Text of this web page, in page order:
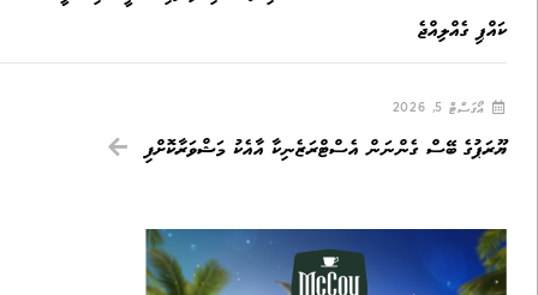
ކައްޕި ގެއްލިއްޖެ
އޯގަސްޓް 5, 2026
ޔޫރަޕުގެ ބޭސް ގެންނަން އެސްޓްރަޒެނިކާ އާއެކު މަޝްވަރާކޮށްފި